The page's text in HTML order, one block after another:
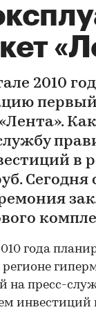
2010
в
Сегодня
года
на пресс-